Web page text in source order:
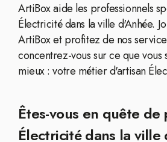
ArtiBox aide les professionnels
Électricité dans la ville d'Anhée.
ArtiBox et profitez de nos
concentrez-vous sur ce que vous
mieux : votre métier d'artisan
Êtes-vous en quête
Électricité dans la ville